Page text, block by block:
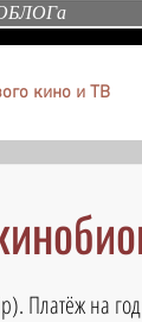
кино и ТВ
Платёж на